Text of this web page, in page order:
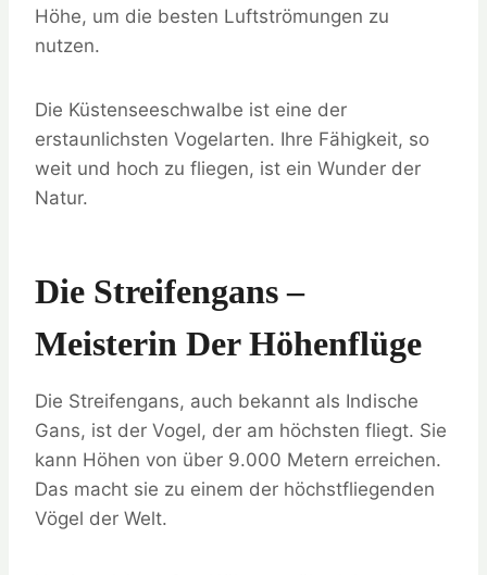
Höhe, um die besten Luftströmungen zu
nutzen.
Die Küstenseeschwalbe ist eine der
erstaunlichsten Vogelarten. Ihre Fähigkeit, so
weit und hoch zu fliegen, ist ein Wunder der
Natur.
Die Streifengans –
Meisterin Der Höhenflüge
Die Streifengans, auch bekannt als Indische
Gans, ist der Vogel, der am höchsten fliegt. Sie
kann Höhen von über 9.000 Metern erreichen.
Das macht sie zu einem der höchstfliegenden
Vögel der Welt.